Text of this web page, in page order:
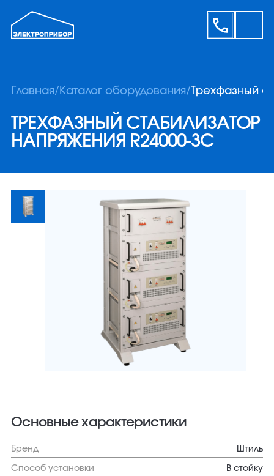
Главная/ Каталог оборудования/Трехфазный
ТРЕХФАЗНЫЙ СТАБИЛИЗАТОР
НАПРЯЖЕНИЯ R24000-3C
Основные характеристики
Бренд Штиль
Способ установки В стойку